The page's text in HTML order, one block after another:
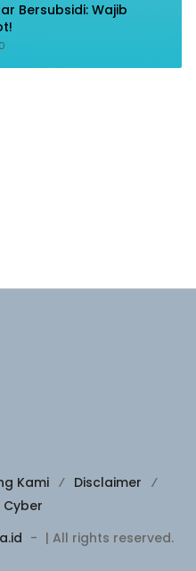
Bersubsidi: Wajib
0
Kami
Disclaimer
Cyber
- | All rights reserved.